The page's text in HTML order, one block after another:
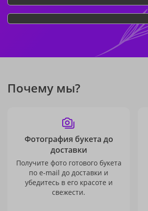
Почему мы?
Фотография букета до
доставки
Получите фото готового букета
по e-mail до доставки и
убедитесь в его красоте и
свежести.